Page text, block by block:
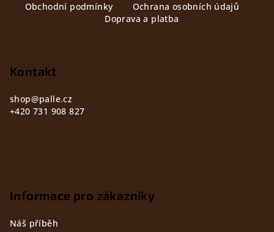
Obchodní podmínky
Ochrana osobních údajů
Doprava a platba
Kontakt
shop@palle.cz
+420 731 908 827
Informace pro zákazníky
Náš příběh